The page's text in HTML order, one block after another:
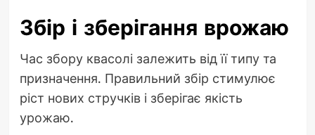
Збір і зберігання врожаю
Час збору квасолі залежить від її типу та
призначення. Правильний збір стимулює
ріст нових стручків і зберігає якість
урожаю.